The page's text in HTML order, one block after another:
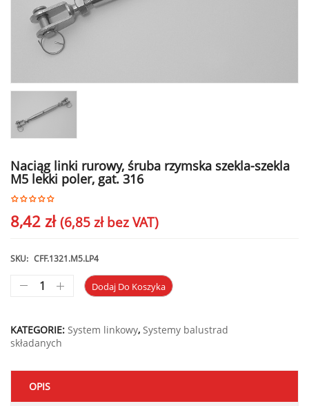
Naciąg linki rurowy, śruba rzymska szekla-szekla
M5 lekki poler, gat. 316
8,42 zł (6,85 złbez VAT)
SKU: CFF.1321.M5.LP4
Dodaj Do Koszyka
KATEGORIE: System linkowy, Systemy balustrad
składanych
OPIS